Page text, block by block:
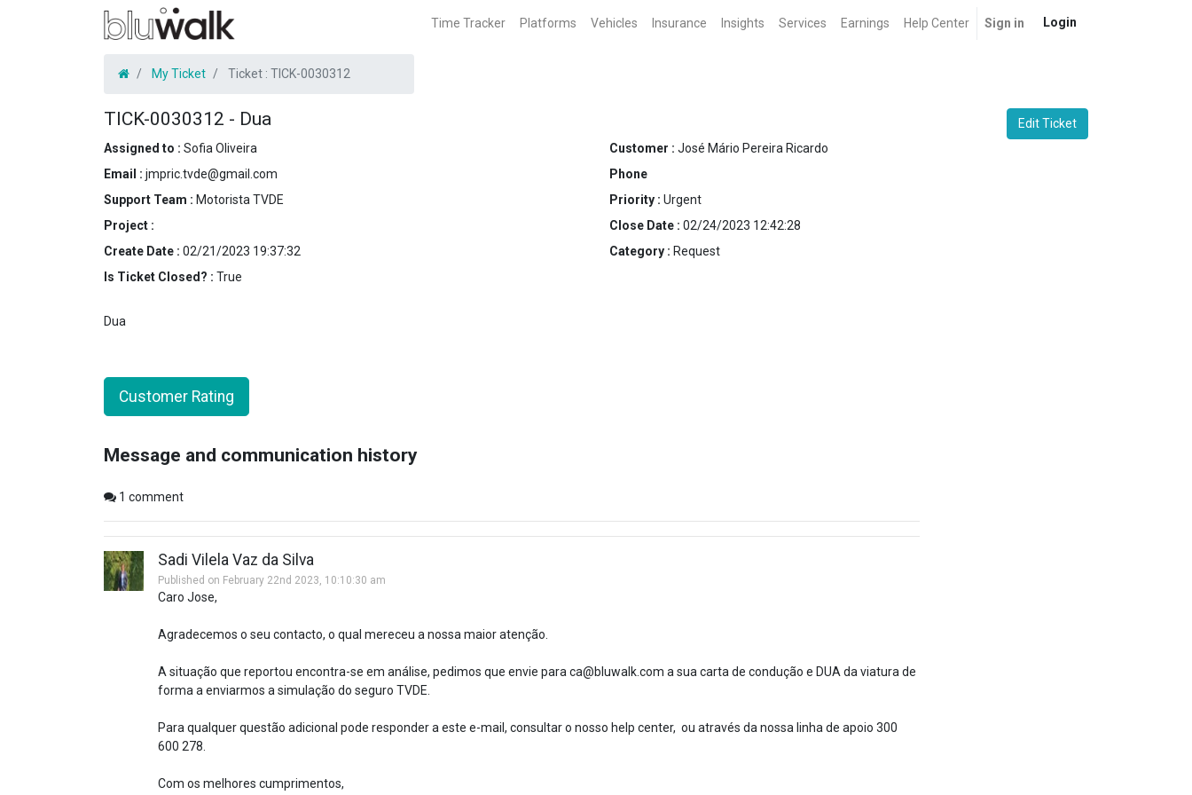
Time Tracker Platforms Vehicles Insurance Insights Services Earnings Help Center Sign in Login
My Ticket Ticket : TICK-0030312
TICK-0030312 - Dua
Edit Ticket
Assigned to : Sofia Oliveira
Email : jmpric.tvde@gmail.com
Support Team : Motorista TVDE
Project :
Create Date : 02/21/2023 19:37:32
Is Ticket Closed? : True
Customer : José Mário Pereira Ricardo
Phone
Priority : Urgent
Close Date : 02/24/2023 12:42:28
Category : Request
Dua
Customer Rating
Message and communication history
1 comment
Sadi Vilela Vaz da Silva
Published on February 22nd 2023, 10:10:30 am
Caro Jose,
Agradecemos o seu contacto, o qual mereceu a nossa maior atenção.
A situação que reportou encontra-se em análise, pedimos que envie para ca@bluwalk.com a sua carta de condução e DUA da viatura de
forma a enviarmos a simulação do seguro TVDE.
Para qualquer questão adicional pode responder a este e-mail, consultar o nosso help center, ou através da nossa linha de apoio 300
600 278.
Com os melhores cumprimentos,